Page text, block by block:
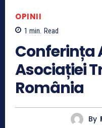
OPINII
1 min. Read
Conferința
Asociației
România
By